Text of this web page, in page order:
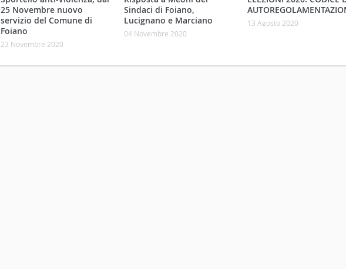
25 Novembre nuovo
servizio del Comune di
Foiano
23 Novembre 2020
Sindaci di Foiano,
Lucignano e Marciano
04 Novembre 2020
13 Agosto 2020